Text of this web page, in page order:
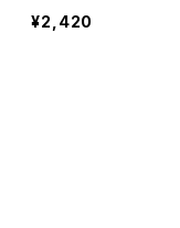
r 1968 現代俳
句ガイドブック』
¥2,420